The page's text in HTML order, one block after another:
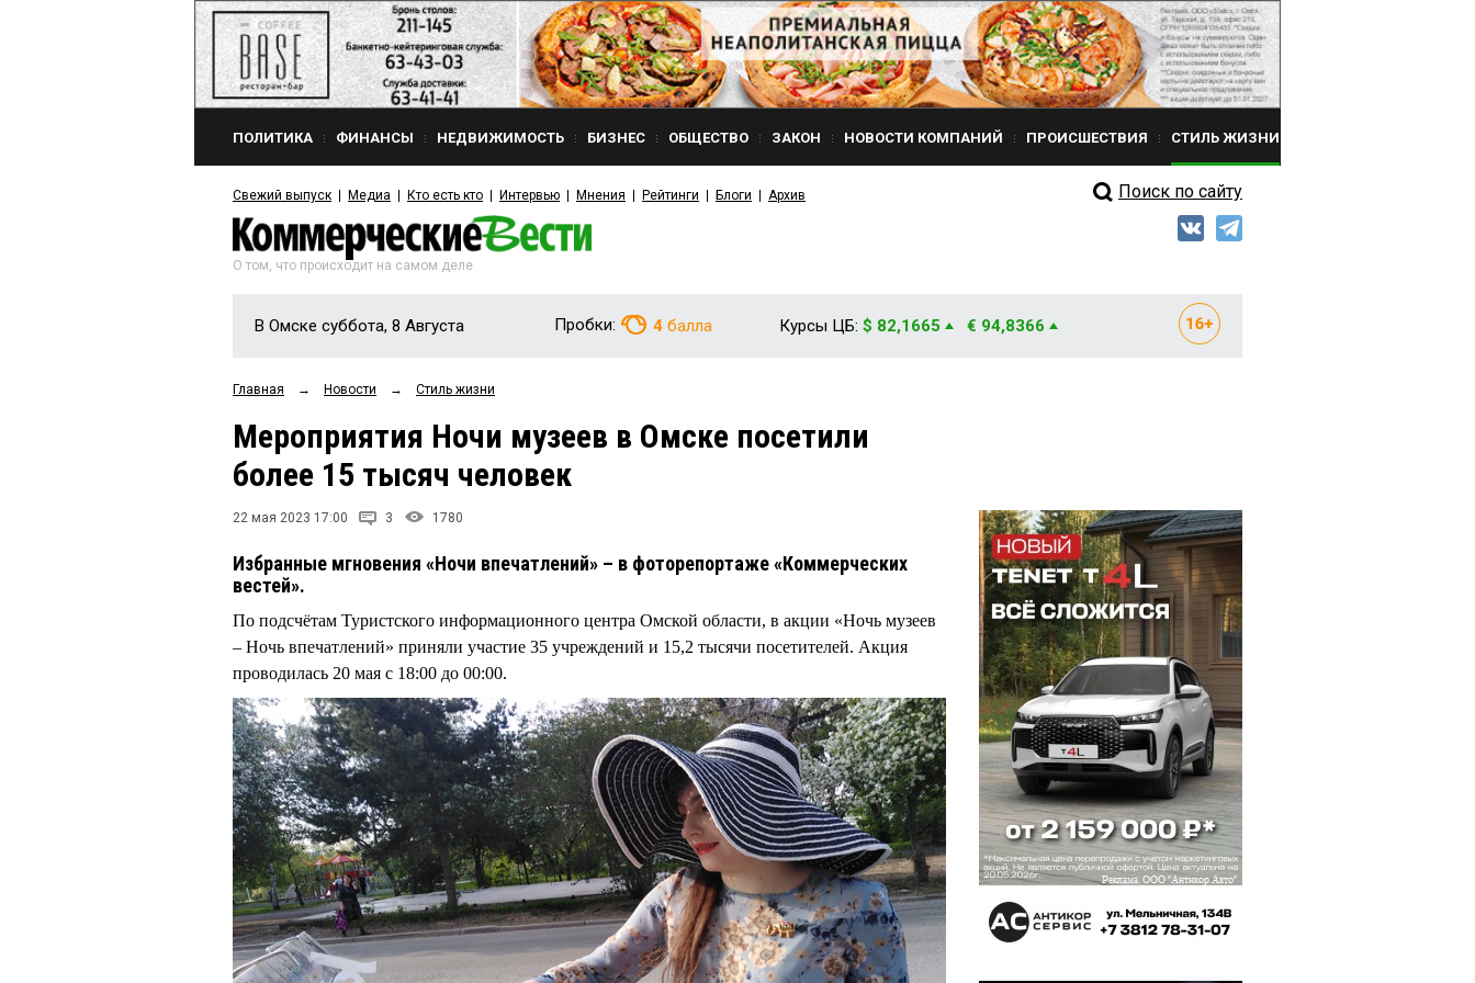
ПОЛИТИКА ФИНАНСЫ НЕДВИЖИМОСТЬ БИЗНЕС ОБЩЕСТВО ЗАКОН НОВОСТИ КОМПАНИЙ ПРОИСШЕСТВИЯ СТИЛЬ ЖИЗНИ
Свежий выпуск Медиа Кто есть кто Интервью Мнения Рейтинги Блоги Архив Поиск по сайту
О том, что происходит на самом деле
В Омске суббота, 8 Августа Пробки: 4 балла Курсы ЦБ: $ 82,1665 € 94,8366
Главная → Новости → Стиль жизни
Мероприятия Ночи музеев в Омске посетили
более 15 тысяч человек
22 мая 2023 17:00 3 1780
Избранные мгновения «Ночи впечатлений» – в фоторепортаже «Коммерческих
вестей».
По подсчётам Туристского информационного центра Омской области, в акции «Ночь музеев
– Ночь впечатлений» приняли участие 35 учреждений и 15,2 тысячи посетителей. Акция
проводилась 20 мая с 18:00 до 00:00.